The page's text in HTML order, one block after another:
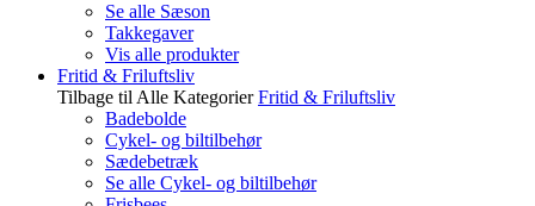
Se alle Sæson
Takkegaver
Vis alle produkter
Fritid & Friluftsliv
Tilbage til Alle Kategorier Fritid & Friluftsliv
Badebolde
Cykel- og biltilbehør
Sædebetræk
Se alle Cykel- og biltilbehør